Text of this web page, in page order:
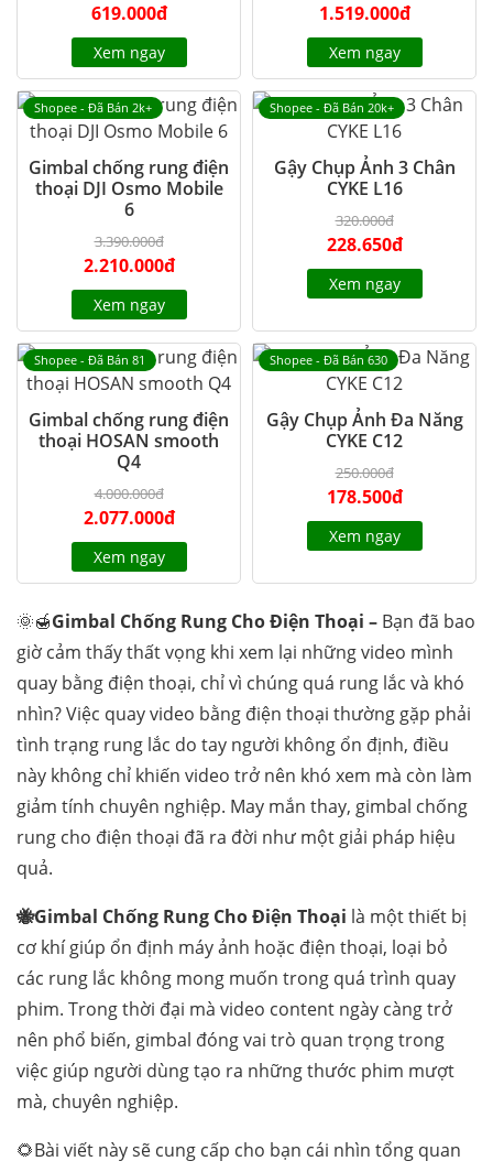
619.000đ
Xem ngay
1.519.000đ
Xem ngay
Gimbal chống rung điện
thoại DJI Osmo Mobile
6
3.390.000đ
2.210.000đ
Shopee - Đã Bán 2k+
Xem ngay
Gậy Chụp Ảnh 3 Chân
CYKE L16
320.000đ
228.650đ
Shopee - Đã Bán 20k+
Xem ngay
Gimbal chống rung điện
thoại HOSAN smooth
Q4
4.000.000đ
2.077.000đ
Shopee - Đã Bán 81
Xem ngay
Gậy Chụp Ảnh Đa Năng
CYKE C12
250.000đ
178.500đ
Shopee - Đã Bán 630
Xem ngay
🌞🍯Gimbal Chống Rung Cho Điện Thoại – Bạn đã bao
giờ cảm thấy thất vọng khi xem lại những video mình
quay bằng điện thoại, chỉ vì chúng quá rung lắc và khó
nhìn? Việc quay video bằng điện thoại thường gặp phải
tình trạng rung lắc do tay người không ổn định, điều
này không chỉ khiến video trở nên khó xem mà còn làm
giảm tính chuyên nghiệp. May mắn thay, gimbal chống
rung cho điện thoại đã ra đời như một giải pháp hiệu
quả.
🐝Gimbal Chống Rung Cho Điện Thoại là một thiết bị
cơ khí giúp ổn định máy ảnh hoặc điện thoại, loại bỏ
các rung lắc không mong muốn trong quá trình quay
phim. Trong thời đại mà video content ngày càng trở
nên phổ biến, gimbal đóng vai trò quan trọng trong
việc giúp người dùng tạo ra những thước phim mượt
mà, chuyên nghiệp.
🌻Bài viết này sẽ cung cấp cho bạn cái nhìn tổng quan